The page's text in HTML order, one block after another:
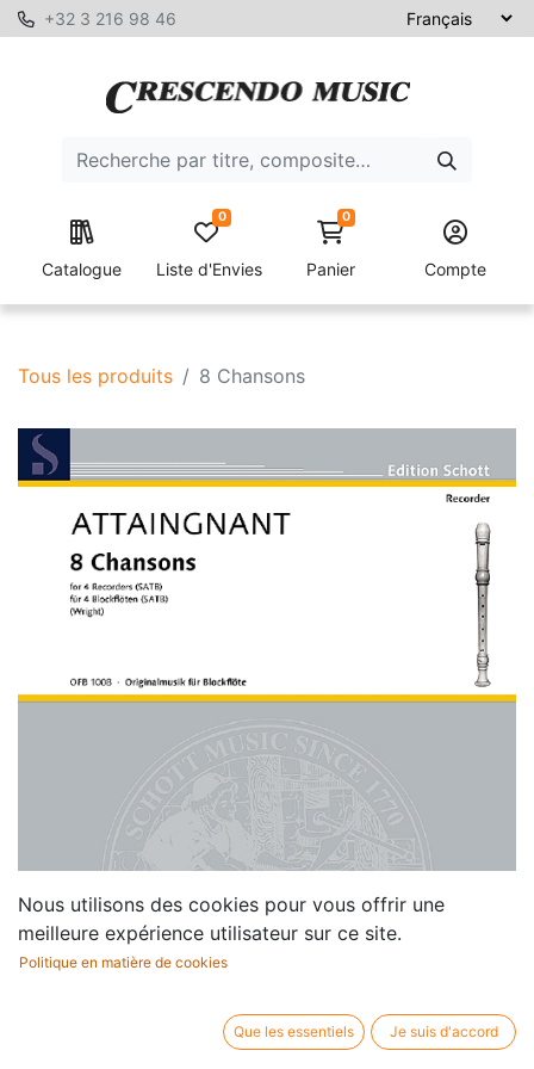
+32 3 216 98 46
Catalogue Liste d'Envies
0 0
Panier Compte
Tous les produits 8 Chansons
Nous utilisons des cookies pour vous offrir une
meilleure expérience utilisateur sur ce site.
Politique en matière de cookies
Que les essentiels Je suis d'accord